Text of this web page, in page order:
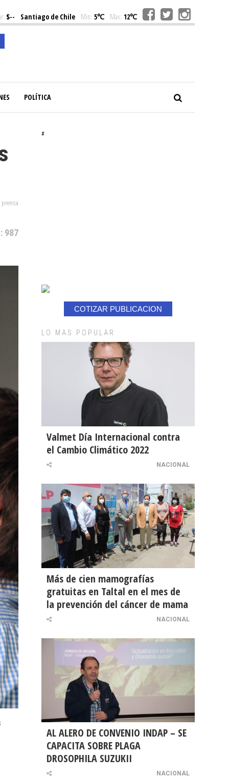
$-- Santiago de Chile Min: 5℃ Max: 12℃
POLÍTICA
987
#
COTIZAR PUBLICACION
LO MAS POPULAR
Valmet Día Internacional contra
el Cambio Climático 2022
NACIONAL
Más de cien mamografías
gratuitas en Taltal en el mes de
la prevención del cáncer de mama
NACIONAL
AL ALERO DE CONVENIO INDAP – SE
CAPACITA SOBRE PLAGA
DROSOPHILA SUZUKII
NACIONAL